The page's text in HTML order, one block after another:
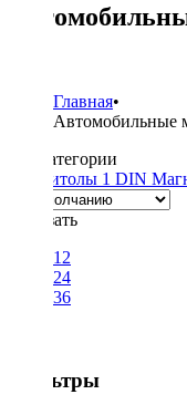
Главная•
Автомобильные
Подкатегории
Магнитолы 1 DIN
Показать
12
24
36
Фильтры